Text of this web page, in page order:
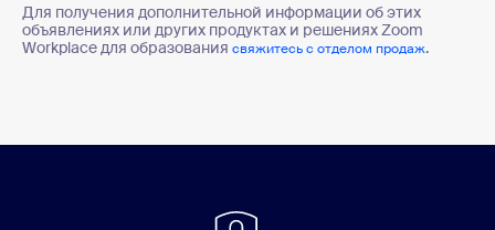
Для получения дополнительной информации об этих
объявлениях или других продуктах и решениях Zoom
Workplace для образования свяжитесь с отделом продаж.